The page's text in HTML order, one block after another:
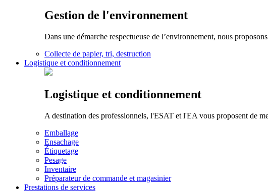
Gestion de l'environnement
Dans une démarche respectueuse de l’environnement, nous
Collecte de papier, tri, destruction
Logistique et conditionnement
Logistique et conditionnement
A destination des professionnels, l'ESAT et l'EA vous proposent de
Emballage
Ensachage
Étiquetage
Pesage
Inventaire
Préparateur de commande et magasinier
Prestations de services